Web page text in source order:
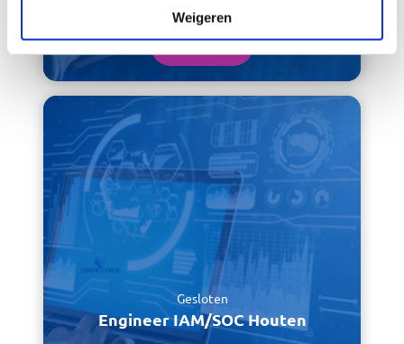
Weigeren
Lees meer
Gesloten
Engineer IAM/SOC Houten